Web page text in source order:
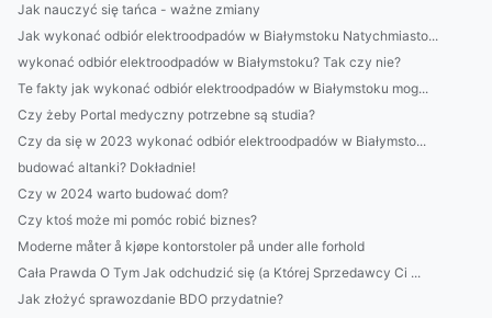
Jak nauczyć się tańca - ważne zmiany
Jak wykonać odbiór elektroodpadów w Białymstoku Natychmiasto...
wykonać odbiór elektroodpadów w Białymstoku? Tak czy nie?
Te fakty jak wykonać odbiór elektroodpadów w Białymstoku mog...
Czy żeby Portal medyczny potrzebne są studia?
Czy da się w 2023 wykonać odbiór elektroodpadów w Białymsto...
budować altanki? Dokładnie!
Czy w 2024 warto budować dom?
Czy ktoś może mi pomóc robić biznes?
Moderne måter å kjøpe kontorstoler på under alle forhold
Cała Prawda O Tym Jak odchudzić się (a Której Sprzedawcy Ci ...
Jak złożyć sprawozdanie BDO przydatnie?